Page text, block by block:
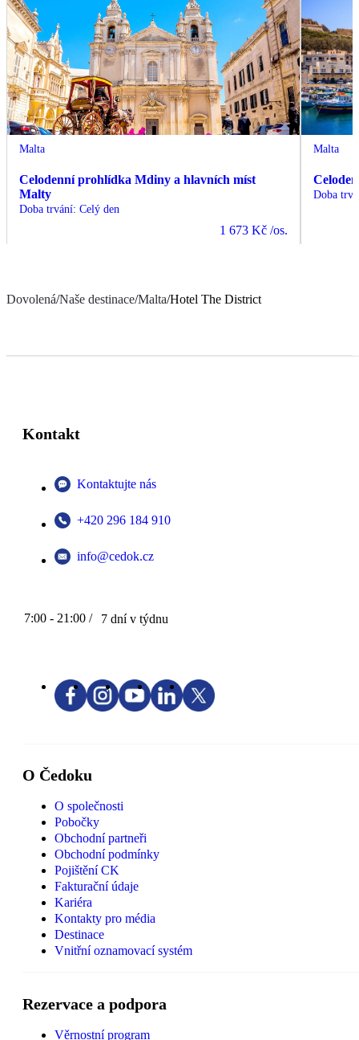
Malta
Celodenní prohlídka Mdiny a hlavních míst
Malty
Doba trvání: Celý den
1 673 Kč /os.
Malta
Doba
Dovolená/Naše destinace/Malta/Hotel The District
Kontakt
Kontaktujte nás
+420 296 184 910
info@cedok.cz
7:00 - 21:00 / 7 dní v týdnu
O Čedoku
O společnosti
Pobočky
Obchodní partneři
Obchodní podmínky
Pojištění CK
Fakturační údaje
Kariéra
Kontakty pro média
Destinace
Vnitřní oznamovací systém
Rezervace a podpora
Věrnostní program